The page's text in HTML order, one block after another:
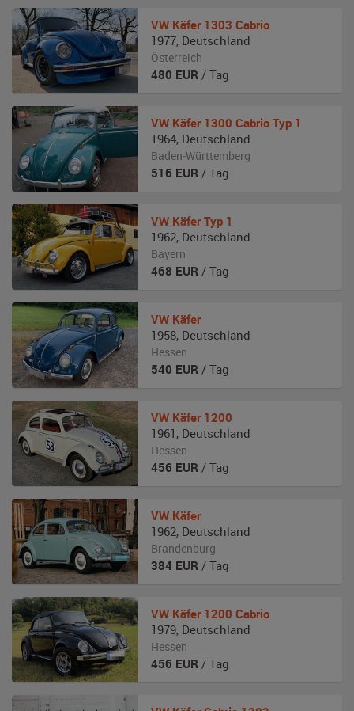
VW Käfer 1303 Cabrio
1977, Deutschland
Österreich
480 EUR / Tag
VW Käfer 1300 Cabrio Typ 1
1964, Deutschland
Baden-Württemberg
516 EUR / Tag
VW Käfer Typ 1
1962, Deutschland
Bayern
468 EUR / Tag
VW Käfer
1958, Deutschland
Hessen
540 EUR / Tag
VW Käfer 1200
1961 , Deutschland
Hessen
456 EUR / Tag
VW Käfer
1962, Deutschland
Brandenburg
384 EUR / Tag
VW Käfer 1200 Cabrio
1979, Deutschland
Hessen
456 EUR / Tag